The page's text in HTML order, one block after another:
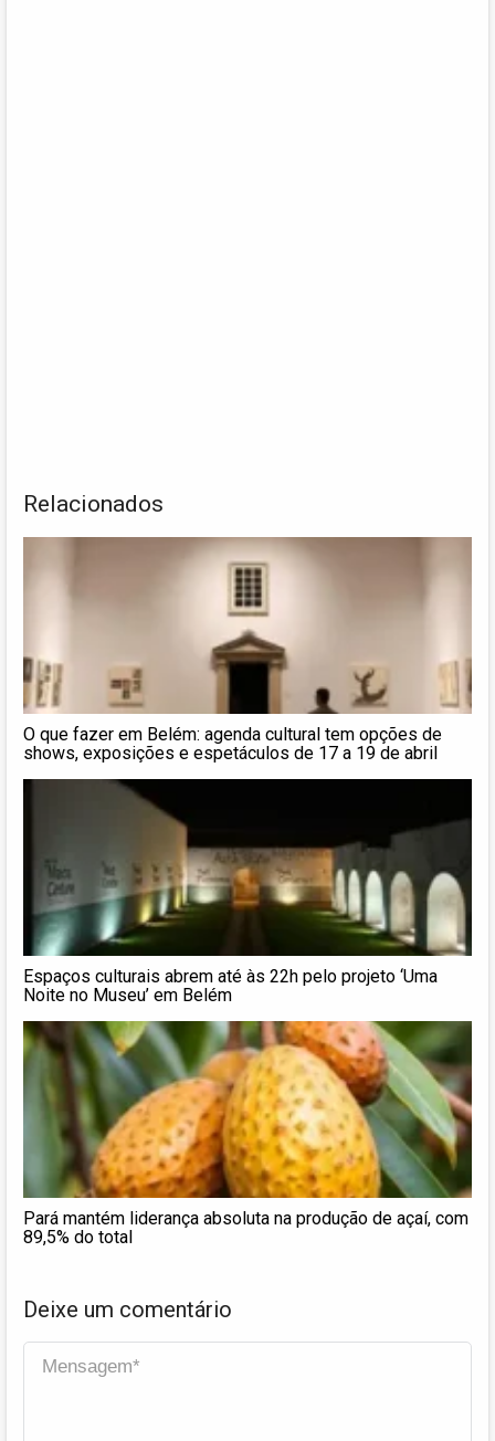
Relacionados
O que fazer em Belém: agenda cultural tem opções de
shows, exposições e espetáculos de 17 a 19 de abril
Espaços culturais abrem até às 22h pelo projeto ‘Uma
Noite no Museu’ em Belém
Pará mantém liderança absoluta na produção de açaí, com
89,5% do total
Deixe um comentário